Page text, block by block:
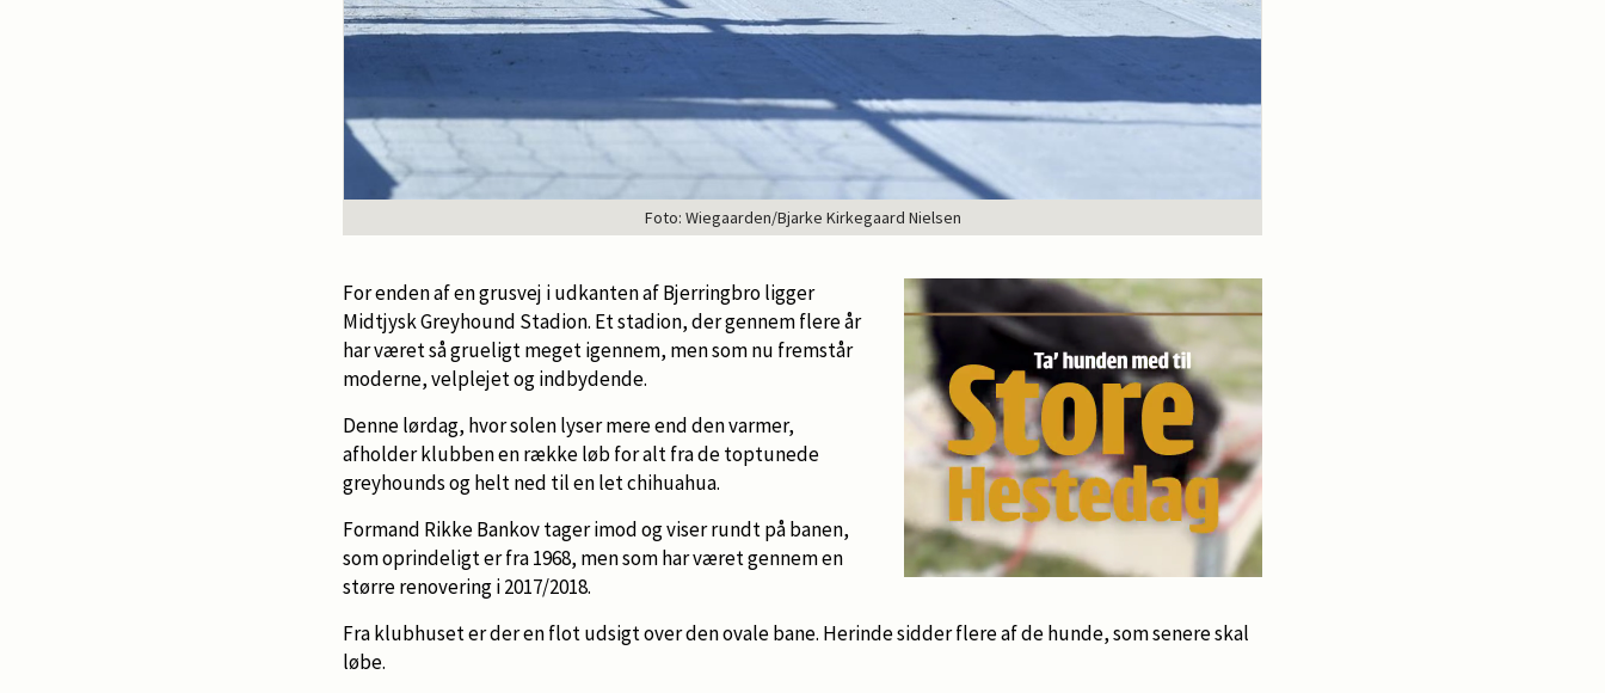
Foto: Wiegaarden/Bjarke Kirkegaard Nielsen
For enden af en grusvej i udkanten af Bjerringbro ligger
Midtjysk Greyhound Stadion. Et stadion, der gennem flere år
har været så grueligt meget igennem, men som nu fremstår
moderne, velplejet og indbydende.
Denne lørdag, hvor solen lyser mere end den varmer,
afholder klubben en række løb for alt fra de toptunede
greyhounds og helt ned til en let chihuahua.
Formand Rikke Bankov tager imod og viser rundt på banen,
som oprindeligt er fra 1968, men som har været gennem en
større renovering i 2017/2018.
Fra klubhuset er der en flot udsigt over den ovale bane. Herinde sidder flere af de hunde, som senere skal
løbe.